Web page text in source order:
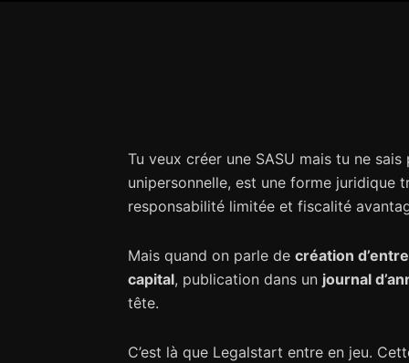
Tu veux créer une SASU mais tu ne
unipersonnelle, est une forme juridique
responsabilité limitée et fiscalité
Mais quand on parle de création
capital, publication dans un journal
tête.
C’est là que Legalstart entre en jeu.